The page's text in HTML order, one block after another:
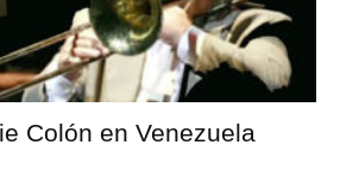
Colón en Venezuela